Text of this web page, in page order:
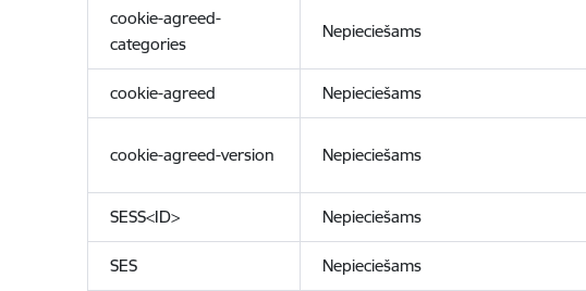
cookie-agreed-
categories
Nepieciešams
cookie-agreed Nepieciešams
cookie-agreed-version Nepieciešams
SESS<ID> Nepieciešams
SES Nepieciešams